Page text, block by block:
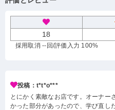
18
採用取消 --回/評価入力 100%
投稿：t*t*o***
とにかく素敵なお店です。オーナー
かった部分があったので、学び直し